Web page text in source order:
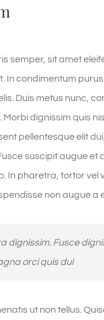
semper, sit amet
In condimentum
Duis metus nunc,
dignissim quis
pellentesque elit
suscipit augue et
In pharetra, tortor vel
non augue a
dignissim. Fusce
orci quis dui
ut non tellus.